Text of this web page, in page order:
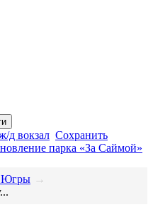
д вокзал Сохранить
парка «За Саймой»
Югры →